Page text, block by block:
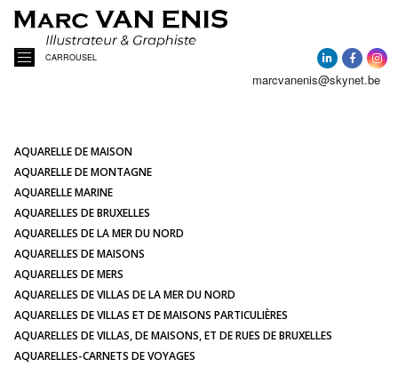
CARROUSEL
A PROPOS
ACTUALITÉ
AQUARELLES
ILLUSTRATIONS
marcvanenis@skynet.be
AQUARELLE DE MAISON
AQUARELLE DE MONTAGNE
AQUARELLE MARINE
AQUARELLES DE BRUXELLES
AQUARELLES DE LA MER DU NORD
AQUARELLES DE MAISONS
AQUARELLES DE MERS
AQUARELLES DE VILLAS DE LA MER DU NORD
AQUARELLES DE VILLAS ET DE MAISONS PARTICULIÈRES
AQUARELLES DE VILLAS, DE MAISONS, ET DE RUES DE BRUXELLES
AQUARELLES-CARNETS DE VOYAGES